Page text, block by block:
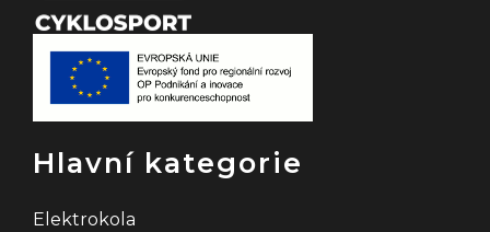
Hlavní kategorie
Elektrokola